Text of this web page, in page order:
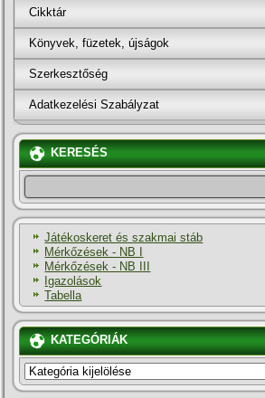
Cikktár
Könyvek, füzetek, újságok
Szerkesztőség
Adatkezelési Szabályzat
KERESÉS
Játékoskeret és szakmai stáb
Mérkőzések - NB I
Mérkőzések - NB III
Igazolások
Tabella
KATEGÓRIÁK
KATEGÓRIÁK